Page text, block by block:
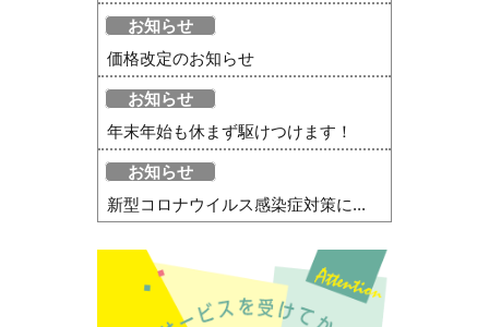
お知らせ
価格改定のお知らせ
お知らせ
年末年始も休まず駆けつけます！
お知らせ
新型コロナウイルス感染症対策に...